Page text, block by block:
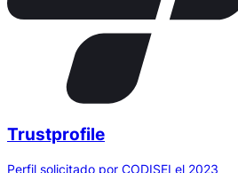
Trustprofile
Perfil solicitado por CODISEI el 2023